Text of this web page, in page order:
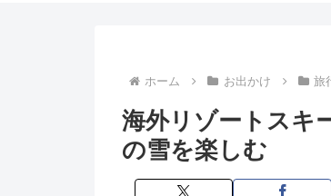
ホーム お出かけ 旅
海外リゾートスキ
の雪を楽しむ